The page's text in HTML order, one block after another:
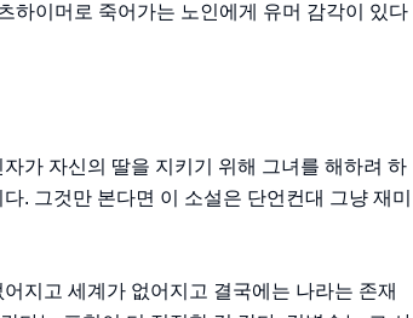
하이머로 죽어가는 노인에게 유머 감각이 있다
가 자신의 딸을 지키기 위해 그녀를 해하려 하
. 그것만 본다면 이 소설은 단언컨대 그냥 재미
지고 세계가 없어지고 결국에는 나라는 존재